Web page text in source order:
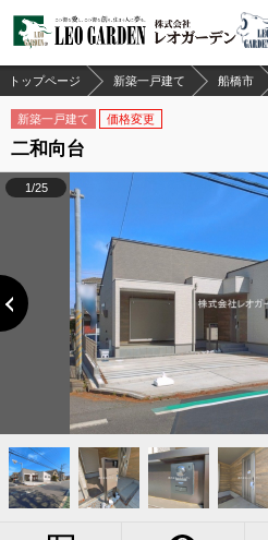
トップページ 新築一戸建て 船橋市
新築一戸建て 価格変更
二和向台
1/25